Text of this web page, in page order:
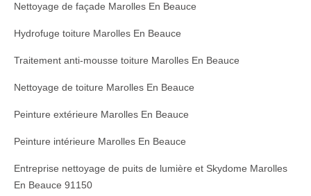
Nettoyage de façade Marolles En Beauce
Hydrofuge toiture Marolles En Beauce
Traitement anti-mousse toiture Marolles En Beauce
Nettoyage de toiture Marolles En Beauce
Peinture extérieure Marolles En Beauce
Peinture intérieure Marolles En Beauce
Entreprise nettoyage de puits de lumière et Skydome Marolles
En Beauce 91150